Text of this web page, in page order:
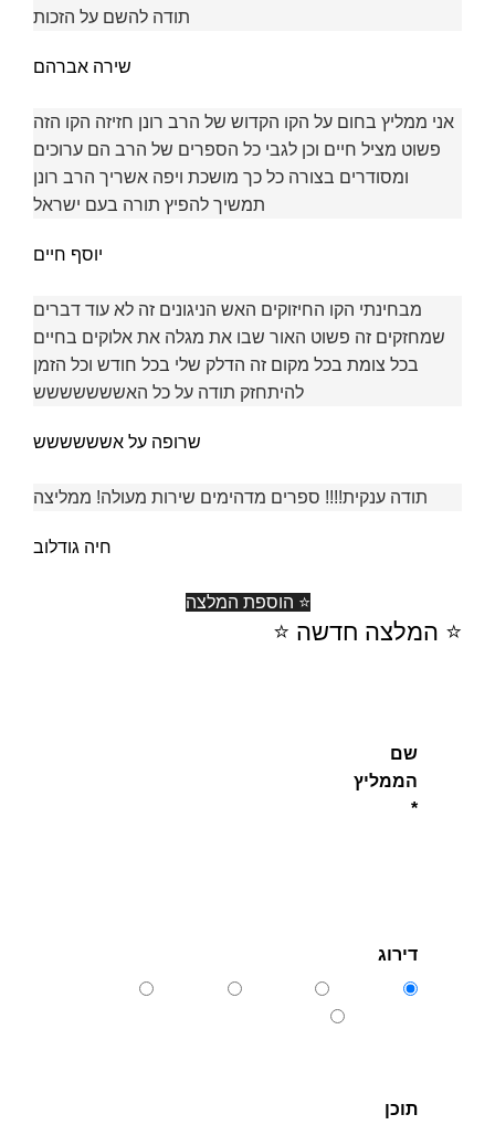
תודה להשם על הזכות
שירה אברהם
אני ממליץ בחום על הקו הקדוש של הרב רונן חזיזה הקו הזה
פשוט מציל חיים וכן לגבי כל הספרים של הרב הם ערוכים
ומסודרים בצורה כל כך מושכת ויפה אשריך הרב רונן
תמשיך להפיץ תורה בעם ישראל
יוסף חיים
מבחינתי הקו החיזוקים האש הניגונים זה לא עוד דברים
שמחזקים זה פשוט האור שבו את מגלה את אלוקים בחיים
בכל צומת בכל מקום זה הדלק שלי בכל חודש וכל הזמן
להיתחזק תודה על כל האששששששש
שרופה על אשששששש
תודה ענקית!!!! ספרים מדהימים שירות מעולה! ממליצה
חיה גודלוב
⭐ הוספת המלצה
⭐️ המלצה חדשה ⭐️
שם
הממליץ
*
דירוג
תוכן